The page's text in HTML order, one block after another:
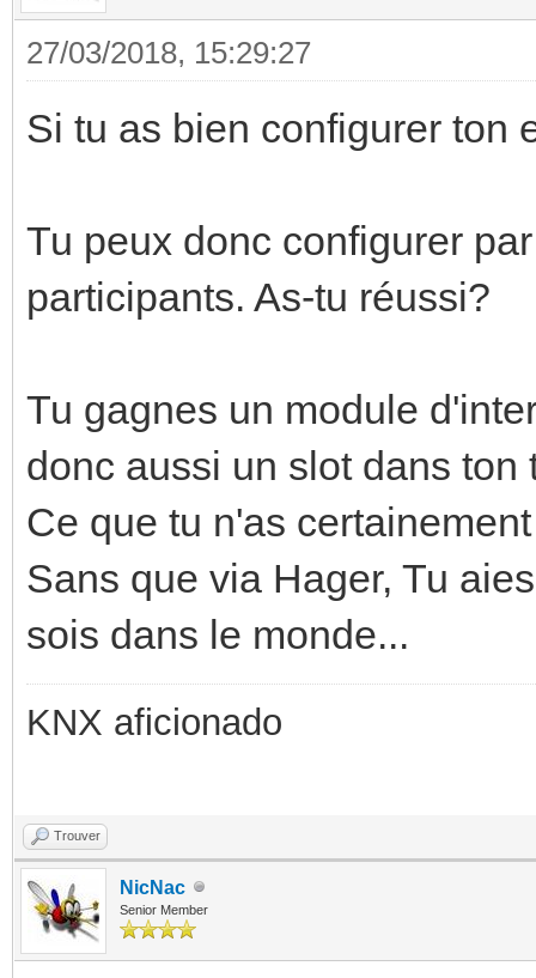
27/03/2018, 15:29:27
Si tu as bien configurer ton
Tu peux donc configurer
participants. As-tu réussi?
Tu gagnes un module
donc aussi un slot dans ton
Ce que tu n'as
Sans que via Hager, Tu
sois dans le monde...
KNX aficionado
Trouver
NicNac
Senior Member